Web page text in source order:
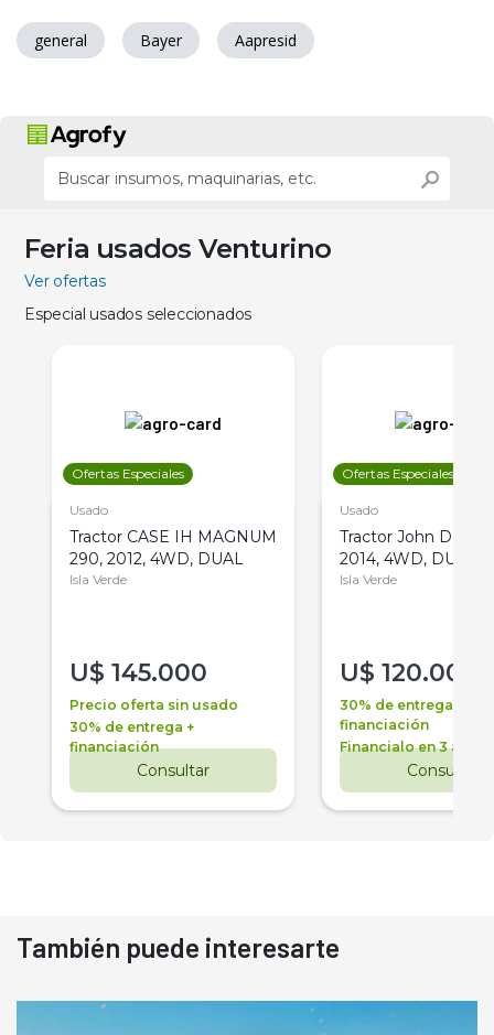
general Bayer Aapresid
Feria usados Venturino
Ver ofertas
Especial usados seleccionados
Ofertas Especiales
Usado
Tractor CASE IH MAGNUM
290, 2012, 4WD, DUAL
Isla Verde
U$ 145.000
Precio oferta sin usado
30% de entrega +
financiación
Consultar
Ofertas Especiales
Usado
Tractor John Deere
2014, 4WD, DUAL
Isla Verde
U$ 120.000
30% de entrega +
financiación
Financialo en 3 años
Consultar
También puede interesarte